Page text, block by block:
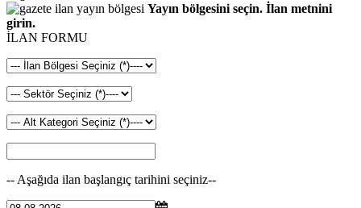
Yayın bölgesini seçin. İlan metnini
girin.
İLAN FORMU
-- Aşağıda ilan başlangıç tarihini seçiniz--